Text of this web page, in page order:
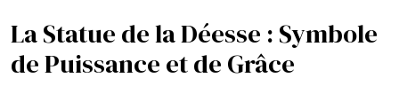
La Statue de la Déesse : Symbole
de Puissance et de Grâce